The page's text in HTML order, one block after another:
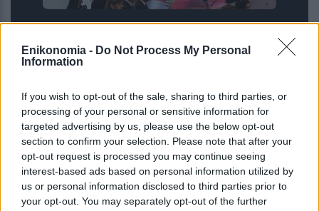
Enikonomia - Do Not Process My Personal
Information
If you wish to opt-out of the sale, sharing to third parties, or
processing of your personal or sensitive information for
targeted advertising by us, please use the below opt-out
section to confirm your selection. Please note that after your
opt-out request is processed you may continue seeing
interest-based ads based on personal information utilized by
us or personal information disclosed to third parties prior to
your opt-out. You may separately opt-out of the further
εξαγωγών όπλων – 5,8 δισ. σε 7 μήνες